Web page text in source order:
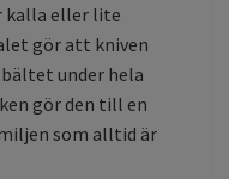
kalla eller lite
gör att kniven
under hela
gör den till en
som alltid är